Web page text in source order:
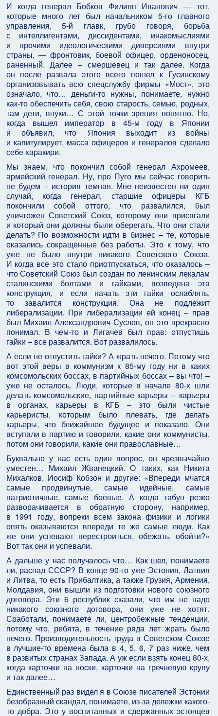
И когда генерал Бобков Филипп Иванович — тот,
которые много лет был начальником 5-го главного
управления, 5-й главк, грубо говоря, борьба
с интеллигентами, диссидентами, инакомыслиями
и прочими идеологическими диверсиями внутри
страны, — фронтовик, боевой офицер, орденоносец,
раненный. Далее – смершевец и так далее. Когда
он после развала этого всего пошел к Гусинскому
организовывать всю спецслужбу фирмы «Мост», это
означало, что… деньги-то нужны, понимаете, нужно
как-то обеспечить себя, свою старость, семью, родных,
там дети, внуки… С этой точки зрения понятно. Но,
когда вышел император в 45-м году в Японии
и объявил, что Япония выходит из войны
и капитулирует, масса офицеров и генералов сделало
себе харакири.
Мы знаем, что покончил собой генерал Ахромеев,
армейский генерал. Ну, про Пуго мы сейчас говорить
не будем – история темная. Мне неизвестен ни один
случай, когда генерал, старшие офицеры КГБ
покончили собой оттого, что развалился, был
уничтожен Советский Союз, которому они присягали
и который они должны были оберегать. Что они стали
делать? По возможности идти в бизнес – те, которые
оказались сокращенные без работы. Это к тому, что
уже не было внутри никакого Советского Союза.
И когда все это стало приотпускаться, что оказалось –
что Советский Союз был создан по ленинским лекалам
сталинскими болтами и гайками, возведена эта
конструкция, и если начать эти гайки ослаблять,
то завалится конструкция. Она не подлежит
либерализации. При либерализации ей конец – прав
был Михаил Александрович Суслов, он это прекрасно
понимал. В чем-то и Лигачев был прав: отпустишь
гайки – все развалится. Вот развалилось.
А если не отпустить гайки? А жрать нечего. Потому что
вот этой веры в коммунизм к 85-му году ни в каких
комсомольских боссах, в партийных боссах – вы что! –
уже не осталось. Люди, которые в начале 80-х шли
делать комсомольские, партийные карьеры – карьеры
в органах, карьеры в КГБ – это были чистые
карьеристы, которым было плевать, где делать
карьеры, что ближайшее будущее и показало. Они
вступали в партию и говорили, какие они коммунисты,
потом они говорили, какие они православные…
Буквально у нас есть один вопрос, он чрезвычайно
уместен… Михаил Жванецкий. О таких, как Никита
Михалков, Иосиф Кобзон и другие: «Впереди мчатся
самые продвинутые, самые идейные, самые
патриотичные, самые боевые. А когда табун резко
разворачивается в обратную сторону, например,
в 1991 году, вопреки всем закона физики и логики
опять оказываются впереди те же самые люди. Как
же они успевают перестроиться, обежать, обойти?»
Вот так они и успевали.
А дальше у нас получалось что… Как шел, понимаете
ли, распад СССР? В конце 90-го уже Эстония, Латвия
и Литва, то есть Прибалтика, а также Грузия, Армения,
Молдавия, они вышли из подготовки нового союзного
договора. Эти 6 республик сказали, что им не надо
никакого союзного договора, они уже не хотят.
Сработали, понимаете ли, центробежные тенденции,
потому что, ребята, в течение ряда лет жрать было
нечего. Производительность труда в Советском Союзе
в лучшие-то времена была в 4, 5, 6, 7 раз ниже, чем
в развитых странах Запада. А уж если взять конец 80-х,
когда карточки на носки, карточки на гречневую крупу
и так далее…
Единственный раз видел я в Союзе писателей Эстонии
безобразный скандал, понимаете, из-за дележки какого-
то добра. Это у воспитанных и сдержанных эстонцев